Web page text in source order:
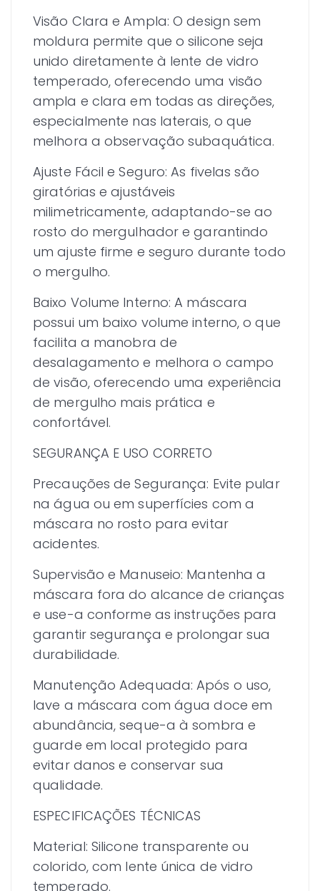
Visão Clara e Ampla: O design sem
moldura permite que o silicone seja
unido diretamente à lente de vidro
temperado, oferecendo uma visão
ampla e clara em todas as direções,
especialmente nas laterais, o que
melhora a observação subaquática.
Ajuste Fácil e Seguro: As fivelas são
giratórias e ajustáveis
milimetricamente, adaptando-se ao
rosto do mergulhador e garantindo
um ajuste firme e seguro durante todo
o mergulho.
Baixo Volume Interno: A máscara
possui um baixo volume interno, o que
facilita a manobra de
desalagamento e melhora o campo
de visão, oferecendo uma experiência
de mergulho mais prática e
confortável.
SEGURANÇA E USO CORRETO
Precauções de Segurança: Evite pular
na água ou em superfícies com a
máscara no rosto para evitar
acidentes.
Supervisão e Manuseio: Mantenha a
máscara fora do alcance de crianças
e use-a conforme as instruções para
garantir segurança e prolongar sua
durabilidade.
Manutenção Adequada: Após o uso,
lave a máscara com água doce em
abundância, seque-a à sombra e
guarde em local protegido para
evitar danos e conservar sua
qualidade.
ESPECIFICAÇÕES TÉCNICAS
Material: Silicone transparente ou
colorido, com lente única de vidro
temperado.